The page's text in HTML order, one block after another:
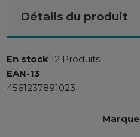
Détails du produit
Marque
En stock 12 Produits
EAN-13
4561237891023